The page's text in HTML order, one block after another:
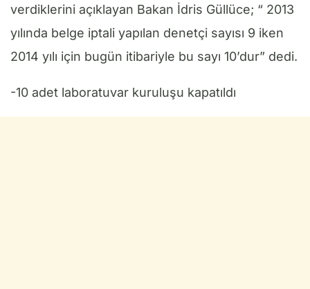
verdiklerini açıklayan Bakan İdris Güllüce; “ 2013
yılında belge iptali yapılan denetçi sayısı 9 iken
2014 yılı için bugün itibariyle bu sayı 10’dur” dedi.
-10 adet laboratuvar kuruluşu kapatıldı